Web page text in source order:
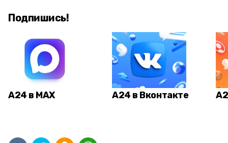
Подпишись!
А24 в MAX А24 в Вконтакте